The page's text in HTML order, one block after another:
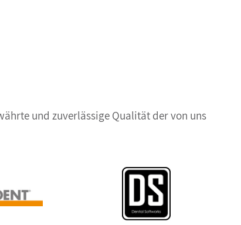
und zuverlässige Qualität der von uns